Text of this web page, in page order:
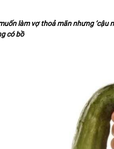
làm vợ thoả mãn nhưng ‘cậu
có bồ